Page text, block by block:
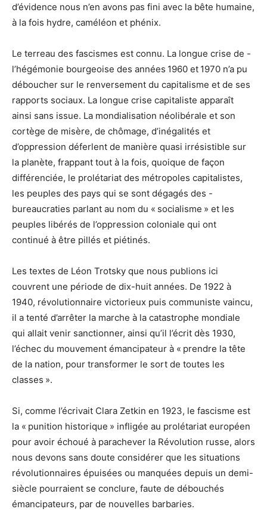
d’évidence nous n’en avons pas fini avec la bête humaine,
à la fois hydre, caméléon et phénix.
Le terreau des fascismes est connu. La longue crise de -
l’hégémonie bourgeoise des années 1960 et 1970 n’a pu
déboucher sur le renversement du capitalisme et de ses
rapports sociaux. La longue crise capitaliste apparaît
ainsi sans issue. La mondialisation néolibérale et son
cortège de misère, de chômage, d’inégalités et
d’oppression déferlent de manière quasi irrésistible sur
la planète, frappant tout à la fois, quoique de façon
différenciée, le prolétariat des métropoles capitalistes,
les peuples des pays qui se sont dégagés des -
bureaucraties parlant au nom du « socialisme » et les
peuples libérés de l’oppression coloniale qui ont
continué à être pillés et piétinés.
Les textes de Léon Trotsky que nous publions ici
couvrent une période de dix-huit années. De 1922 à
1940, révolutionnaire victorieux puis communiste vaincu,
il a tenté d’arrêter la marche à la catastrophe mondiale
qui allait venir sanctionner, ainsi qu’il l’écrit dès 1930,
l’échec du mouvement émancipateur à « prendre la tête
de la nation, pour transformer le sort de toutes les
classes ».
Si, comme l’écrivait Clara Zetkin en 1923, le fascisme est
la « punition historique » infligée au prolétariat européen
pour avoir échoué à parachever la Révolution russe, alors
nous devons sans doute considérer que les situations
révolutionnaires épuisées ou manquées depuis un demi-
siècle pourraient se conclure, faute de débouchés
émancipateurs, par de nouvelles barbaries.